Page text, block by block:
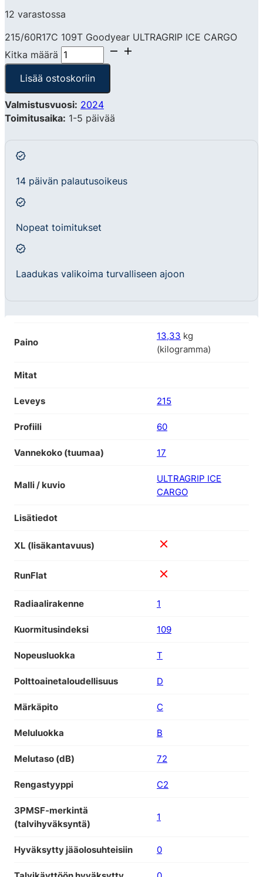
12 varastossa
215/60R17C 109T Goodyear ULTRAGRIP ICE CARGO
Kitka määrä
Lisää ostoskoriin
Valmistusvuosi: 2024
Toimitusaika: 1-5 päivää
14 päivän palautusoikeus
Nopeat toimitukset
Laadukas valikoima turvalliseen ajoon
Paino
13,33 kg
(kilogramma)
Mitat
Leveys 215
Profiili 60
Vannekoko (tuumaa) 17
Malli / kuvio
ULTRAGRIP ICE
CARGO
Lisätiedot
XL (lisäkantavuus)
RunFlat
Radiaalirakenne 1
Kuormitusindeksi 109
Nopeusluokka T
Polttoainetaloudellisuus D
Märkäpito C
Meluluokka B
Melutaso (dB) 72
Rengastyyppi C2
3PMSF-merkintä
(talvihyväksyntä)
1
Hyväksytty jääolosuhteisiin 0